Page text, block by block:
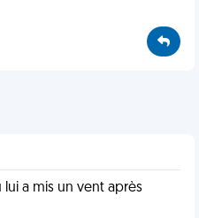
lui a mis un vent après